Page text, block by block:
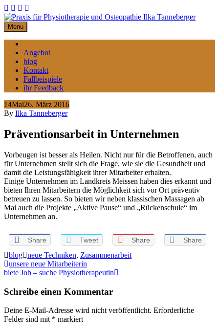
Skip
to
content
Menu
Angebot
blog
Kontakt
Fallbeispiele
ihr Feedback
14Mai26. März 2016
By Ilka Tanneberger
Präventionsarbeit in Unternehmen
Vorbeugen ist besser als Heilen. Nicht nur für die Betroffenen, auch
für Unternehmen stellt sich die Frage, wie sie die Gesundheit und
damit die Leistungsfähigkeit ihrer Mitarbeiter erhalten.
Einige Unternehmen im Landkreis Meissen haben dies erkannt und
bieten Ihren Mitarbeitern die Möglichkeit sich vor Ort präventiv
betreuen zu lassen. So bieten wir neben klassischen Massagen ab
Mai auch die Projekte „Aktive Pause“ und „Rückenschule“ im
Unternehmen an.
Share Tweet Share Share
blog neue Techniken, Zusammenarbeit
Beitragsnavigation
unsere neue Mitarbeiterin
biete Job – suche Physiotherapeutin
Schreibe einen Kommentar
Deine E-Mail-Adresse wird nicht veröffentlicht. Erforderliche
Felder sind mit * markiert